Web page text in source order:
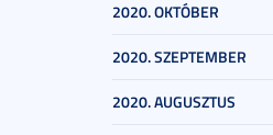
2020. OKTÓBER
2020. SZEPTEMBER
2020. AUGUSZTUS